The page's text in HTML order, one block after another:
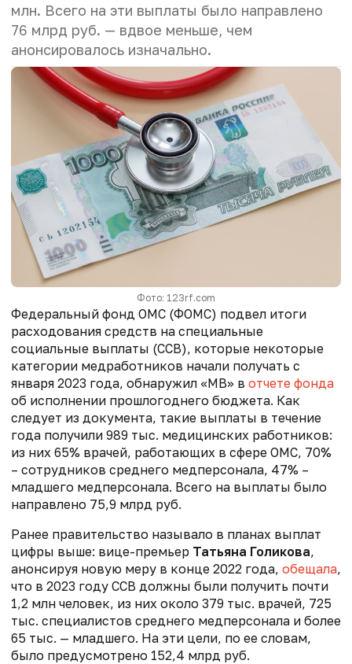
млн. Всего на эти выплаты было направлено
76 млрд руб. — вдвое меньше, чем
анонсировалось изначально.
Фото: 123rf.com
Федеральный фонд ОМС (ФОМС) подвел итоги
расходования средств на специальные
социальные выплаты (ССВ), которые некоторые
категории медработников начали получать с
января 2023 года, обнаружил «МВ» в отчете фонда
об исполнении прошлогоднего бюджета. Как
следует из документа, такие выплаты в течение
года получили 989 тыс. медицинских работников:
из них 65% врачей, работающих в сфере ОМС, 70%
– сотрудников среднего медперсонала, 47% –
младшего медперсонала. Всего на выплаты было
направлено 75,9 млрд руб.
Ранее правительство называло в планах выплат
цифры выше: вице-премьер Татьяна Голикова,
анонсируя новую меру в конце 2022 года, обещала,
что в 2023 году ССВ должны были получить почти
1,2 млн человек, из них около 379 тыс. врачей, 725
тыс. специалистов среднего медперсонала и более
65 тыс. — младшего. На эти цели, по ее словам,
было предусмотрено 152,4 млрд руб.